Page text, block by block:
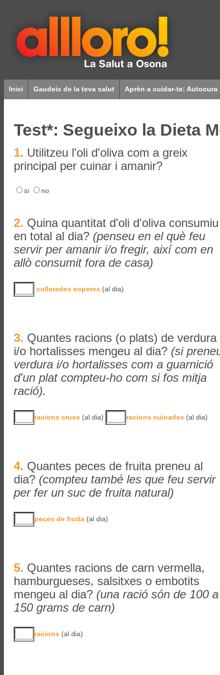
Inici Gaudeix de la teva salut Aprèn a cuidar-te: Autocura
Test*: Segueixo la Dieta
1. Utilitzeu l'oli d'oliva com a greix
principal per cuinar i amanir?
si no
2. Quina quantitat d'oli d'oliva consumiu
en total al dia? (penseu en el què feu
servir per amanir i/o fregir, així com en
allò consumit fora de casa)
cullerades soperes (al dia)
3. Quantes racions (o plats) de verdura
i/o hortalisses mengeu al dia? (si
verdura i/o hortalisses com a guarnició
d'un plat compteu-ho com si fos mitja
ració).
racions crues (al dia) racions cuinades (al dia)
4. Quantes peces de fruita preneu al
dia? (compteu també les que feu servir
per fer un suc de fruita natural)
peces de fruita (al dia)
5. Quantes racions de carn vermella,
hamburgueses, salsitxes o embotits
mengeu al dia? (una ració són de 100 a
150 grams de carn)
racions (al dia)